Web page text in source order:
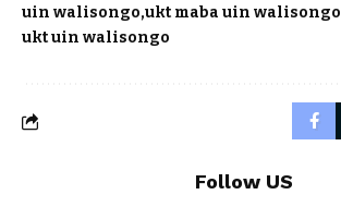
uin walisongo ukt maba uin walisongo
ukt uin walisongo
Follow US